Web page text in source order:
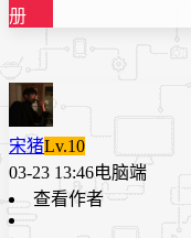
册
宋猪Lv.10
03-23 13:46电脑端
查看作者